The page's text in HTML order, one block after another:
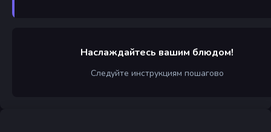
Наслаждайтесь вашим блюдом!
Следуйте инструкциям пошагово